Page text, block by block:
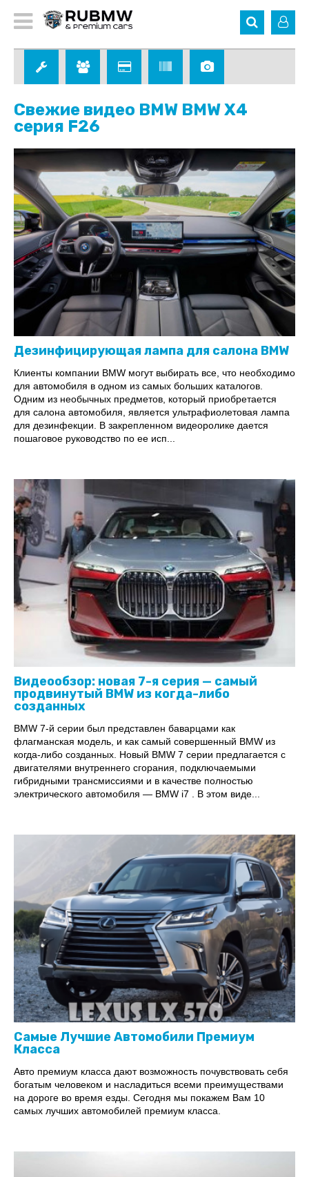
Свежие видео BMW BMW X4
серия F26
Дезинфицирующая лампа для салона BMW
Клиенты компании BMW могут выбирать все, что необходимо
для автомобиля в одном из самых больших каталогов.
Одним из необычных предметов, который приобретается
для салона автомобиля, является ультрафиолетовая лампа
для дезинфекции. В закрепленном видеоролике дается
пошаговое руководство по ее исп...
Видеообзор: новая 7-я серия — самый
продвинутый BMW из когда-либо
созданных
BMW 7-й серии был представлен баварцами как
флагманская модель, и как самый совершенный BMW из
когда-либо созданных. Новый BMW 7 серии предлагается с
двигателями внутреннего сгорания, подключаемыми
гибридными трансмиссиями и в качестве полностью
электрического автомобиля — BMW i7 . В этом виде...
Самые Лучшие Автомобили Премиум
Класса
Авто премиум класса дают возможность почувствовать себя
богатым человеком и насладиться всеми преимуществами
на дороге во время езды. Сегодня мы покажем Вам 10
самых лучших автомобилей премиум класса.